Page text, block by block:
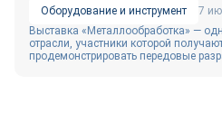
Оборудование и инструмент
7
Выставка «Металлообработка» —
отрасли, участники которой
продемонстрировать передовые